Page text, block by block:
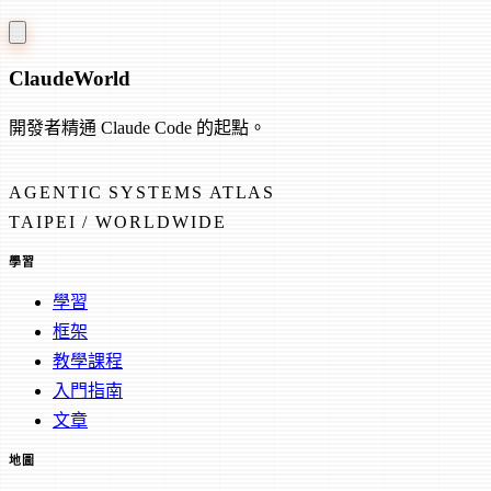
ClaudeWorld
開發者精通 Claude Code 的起點。
AGENTIC SYSTEMS ATLAS
TAIPEI / WORLDWIDE
學習
學習
框架
教學課程
入門指南
文章
地圖